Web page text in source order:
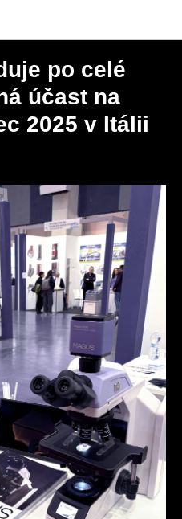
po celé
účast na
2025 v Itálii